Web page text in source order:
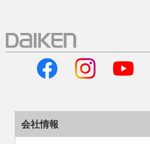
会社情報